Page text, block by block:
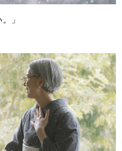
」